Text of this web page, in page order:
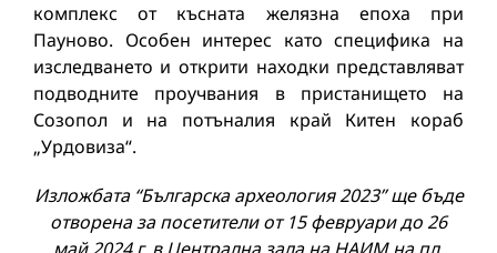
комплекс от късната желязна епоха при
Пауново. Особен интерес като специфика на
изследването и открити находки представляват
подводните проучвания в пристанището на
Созопол и на потъналия край Китен кораб
„Урдовиза“.
Изложбата “Българска археология 2023” ще бъде
отворена за посетители от 15 февруари до 26